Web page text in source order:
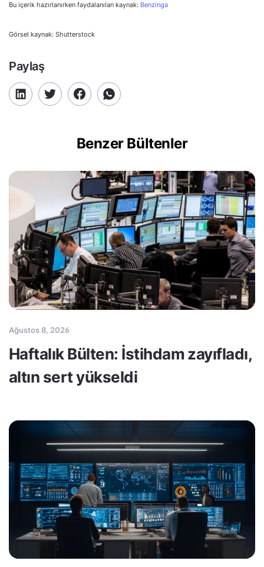
Bu içerik hazırlanırken faydalanılan kaynak: Benzinga
Görsel kaynak: Shutterstock
Paylaş
Benzer Bültenler
Ağustos 8, 2026
Haftalık Bülten: İstihdam zayıfladı,
altın sert yükseldi